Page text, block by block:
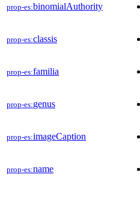
prop-es:binomialAuthority
prop-es:classis
prop-es:familia
prop-es:genus
prop-es:imageCaption
prop-es:name